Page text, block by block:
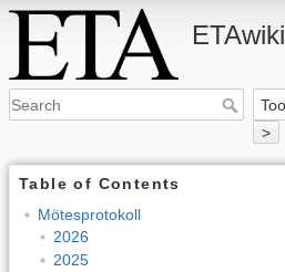
ETAwiki
>
Table of Contents
Mötesprotokoll
2026
2025